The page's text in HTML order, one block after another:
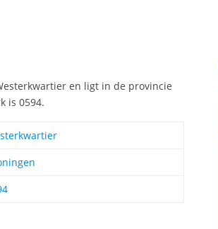
en ligt in de provincie
is 0594.